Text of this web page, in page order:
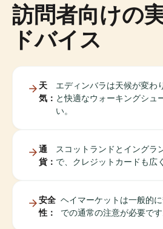
訪問者向けの
ドバイス
天
気：
エディンバラは天候が変わ
と快適なウォーキングシュ
い。
通
貨：
スコットランドとイングラ
で、クレジットカードも広
安全
性：
ヘイマーケットは一般的
での通常の注意が必要です